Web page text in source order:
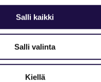
Salli kaikki
Salli valinta
Kiellä
accommodation